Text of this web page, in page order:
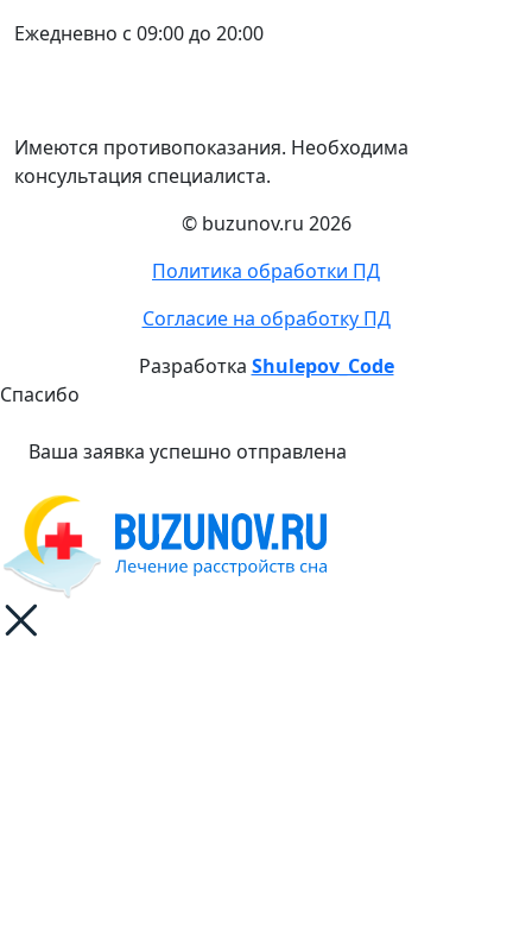
Ежедневно с 09:00 до 20:00
Имеются противопоказания. Необходима
консультация специалиста.
© buzunov.ru 2026
Политика обработки ПД
Согласие на обработку ПД
Разработка Shulepov_Code
Спасибо
Ваша заявка успешно отправлена